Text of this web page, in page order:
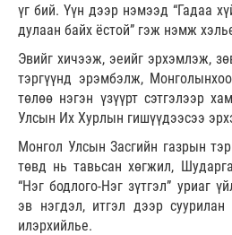
үг бий. Үүн дээр нэмээд “Гадаа
дулаан байх ёстой” гэж нэмж
Эвийг хичээж, эеийг эрхэмлэж,
тэргүүнд эрэмбэлж,
төлөө нэгэн үзүүрт сэтгэлээр
Улсын Их Хурлын гишүүдээсээ
Монгол Улсын Засгийн газрын
төвд нь тавьсан хөгжил,
“Нэг бодлого-Нэг зүтгэл” уриаг
эв нэгдэл, итгэл дээр
илэрхийлье.